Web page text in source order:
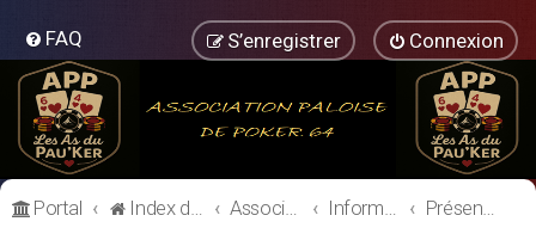
FAQ Connexion
S’enregistrer
Portal Index du forum Association Paloise de Poker Informations Générales Présentation des Membres